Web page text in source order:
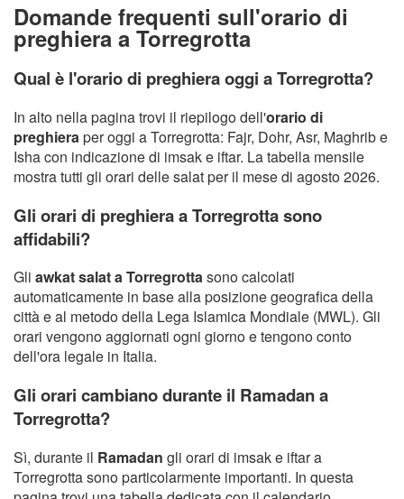
Domande frequenti sull'orario di
preghiera a Torregrotta
Qual è l'orario di preghiera oggi a Torregrotta?
In alto nella pagina trovi il riepilogo dell'orario di
preghieraper oggi a Torregrotta: Fajr, Dohr, Asr, Maghrib e
Isha con indicazione di imsak e iftar. La tabella mensile
mostra tutti gli orari delle salat per il mese di agosto 2026.
Gli orari di preghiera a Torregrotta sono
affidabili?
Gli awkat salat a Torregrottasono calcolati
automaticamente in base alla posizione geografica della
città e al metodo della Lega Islamica Mondiale (MWL). Gli
orari vengono aggiornati ogni giorno e tengono conto
dell'ora legale in Italia.
Gli orari cambiano durante il Ramadan a
Torregrotta?
Sì, durante il Ramadan gli orari di imsak e iftar a
Torregrotta sono particolarmente importanti. In questa